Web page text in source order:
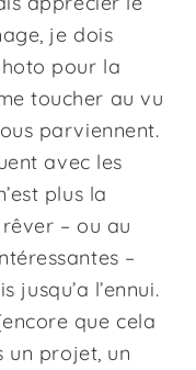
je dois
pour la
toucher au vu
parviennent.
avec les
plus la
– ou au
–
jusqu’a l’ennui.
que cela
un projet, un